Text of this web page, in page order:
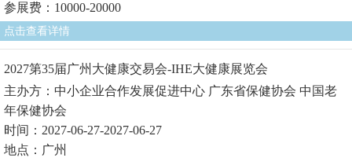
参展费：10000-20000
点击查看详情
2027第35届广州大健康交易会-IHE大健康展览会
主办方：中小企业合作发展促进中心 广东省保健协会 中国老
年保健协会
时间：2027-06-27-2027-06-27
地点：广州